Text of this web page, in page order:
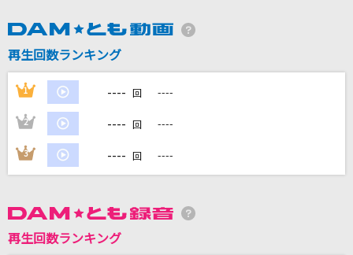
月の詩
DAMの新曲・ランキングなど
DAMに会員登録・ログインして
カラオケをもっと楽しもう！
再生回数ランキング
1 ---- 回 ----
2 ---- 回 ----
3 ---- 回 ----
再生回数ランキング